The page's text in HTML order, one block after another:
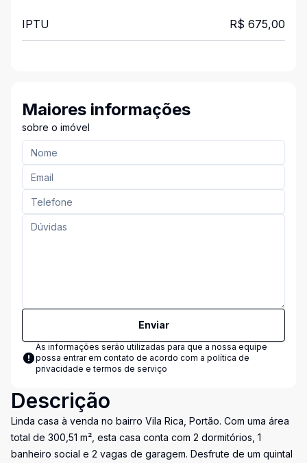
IPTU R$ 675,00
Maiores informações
sobre o imóvel
Enviar
As informações serão utilizadas para que a nossa equipe
possa entrar em contato de acordo com a política de
privacidade e termos de serviço
Descrição
Linda casa à venda no bairro Vila Rica, Portão. Com uma área
total de 300,51 m², esta casa conta com 2 dormitórios, 1
banheiro social e 2 vagas de garagem. Desfrute de um quintal